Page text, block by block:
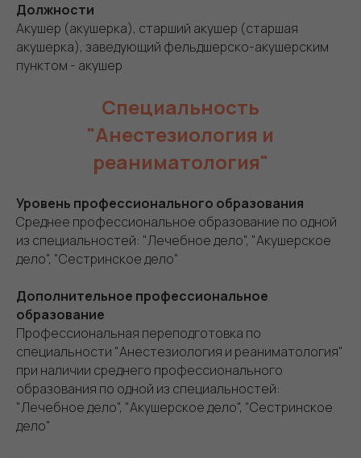
Должности
Акушер (акушерка), старший акушер (старшая
акушерка), заведующий фельдшерско-акушерским
пунктом - акушер
Специальность
"Анестезиология и
реаниматология"
Уровень профессионального образования
Среднее профессиональное образование по одной
из специальностей: "Лечебное дело", "Акушерское
дело", "Сестринское дело"
Дополнительное профессиональное
образование
Профессиональная переподготовка по
специальности "Анестезиология и реаниматология"
при наличии среднего профессионального
образования по одной из специальностей:
"Лечебное дело", "Акушерское дело", "Сестринское
дело"